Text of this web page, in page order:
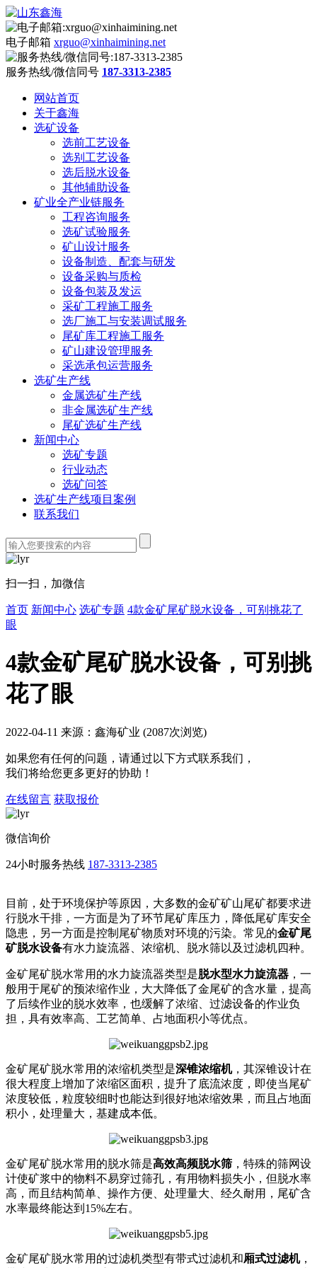
电子邮箱 xrguo@xinhaimining.net
服务热线/微信同号 187-3313-2385
网站首页
关于鑫海
选矿设备
选前工艺设备
选别工艺设备
选后脱水设备
其他辅助设备
矿业全产业链服务
工程咨询服务
选矿试验服务
矿山设计服务
设备制造、配套与研发
设备采购与质检
设备包装及发运
采矿工程施工服务
选厂施工与安装调试服务
尾矿库工程施工服务
矿山建设管理服务
采选承包运营服务
选矿生产线
金属选矿生产线
非金属选矿生产线
尾矿选矿生产线
新闻中心
选矿专题
行业动态
选矿问答
选矿生产线项目案例
联系我们
扫一扫，加微信
首页 新闻中心 选矿专题 4款金矿尾矿脱水设备，可别挑花了
眼
4款金矿尾矿脱水设备，可别挑
花了眼
2022-04-11 来源：鑫海矿业 (2087次浏览)
如果您有任何的问题，请通过以下方式联系我们，
我们将给您更多更好的协助！
在线留言 获取报价
微信询价
24小时服务热线 187-3313-2385
目前，处于环境保护等原因，大多数的金矿矿山尾矿都要求进
行脱水干排，一方面是为了环节尾矿库压力，降低尾矿库安全
隐患，另一方面是控制尾矿物质对环境的污染。常见的金矿尾
矿脱水设备有水力旋流器、浓缩机、脱水筛以及过滤机四种。
金矿尾矿脱水常用的水力旋流器类型是脱水型水力旋流器 ，一
般用于尾矿的预浓缩作业，大大降低了金尾矿的含水量，提高
了后续作业的脱水效率，也缓解了浓缩、过滤设备的作业负
担，具有效率高、工艺简单、占地面积小等优点。
金矿尾矿脱水常用的浓缩机类型是深锥浓缩机，其深锥设计在
很大程度上增加了浓缩区面积，提升了底流浓度，即使当尾矿
浓度较低，粒度较细时也能达到很好地浓缩效果，而且占地面
积小，处理量大，基建成本低。
金矿尾矿脱水常用的脱水筛是高效高频脱水筛 ，特殊的筛网设
计使矿浆中的物料不易穿过筛孔，有用物料损失小，但脱水率
高，而且结构简单、操作方便、处理量大、经久耐用，尾矿含
水率最终能达到15%左右。
金矿尾矿脱水常用的过滤机类型有带式过滤机和厢式过滤机，